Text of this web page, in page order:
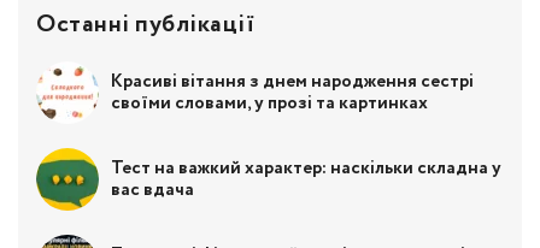
Останні публікації
Красиві вітання з днем народження сестрі
своїми словами, у прозі та картинках
Тест на важкий характер: наскільки складна у
вас вдача